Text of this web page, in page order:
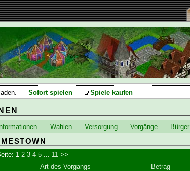
Sofort spielen Spiele kaufen
Wahlen Versorgung Vorgänge Bürger
1 2 3 4 5 11 >>
Art des Vorgangs Betrag